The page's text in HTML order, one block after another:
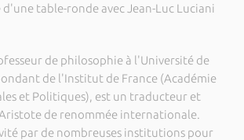
table-ronde avec Jean-Luc Luciani
de philosophie à l'Université de
de l'Institut de France (Académie
et Politiques), est un traducteur et
de renommée internationale.
par de nombreuses institutions pour